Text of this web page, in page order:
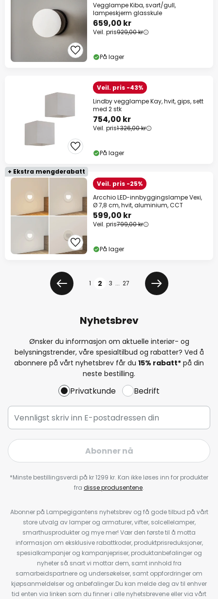
Vegglampe Kiba, svart/gull,
lampeskjerm glasskule
659,00 kr
Veil. pris929,00 kr
På lager
Veil. pris -43%
Lindby vegglampe Kay, hvit, gips, sett
med 2 stk
754,00 kr
Veil. pris1 326,00 kr
På lager
+ Ekstra mengderabatt
Veil. pris -25%
Arcchio LED-innbyggingslampe Vexi,
Ø 7,8 cm, hvit, aluminium, CCT
599,00 kr
Veil. pris799,00 kr
På lager
Forrige
1 2 3 ... 27
Neste
Nyhetsbrev
Ønsker du informasjon om aktuelle interiør- og
belysningstrender, våre spesialtilbud og rabatter? Ved å
abonnere på vårt nyhetsbrev får du 15% rabatt* på din
neste bestilling.
Privatkunde Bedrift
Abonner nå
*Minste bestillingsverdi på kr 1299 kr. Kan ikke løses inn for produkter
fra disse produsentene.
Abonner på Lampegigantens nyhetsbrev og få gode tilbud på vårt
store utvalg av lamper og armaturer, vifter, solcellelamper,
smarthusprodukter og mye mer! Vær den første til å motta
informasjon om eksklusive rabattkoder, produktprisreduksjoner,
spesialkampanjer og kampanjepriser, produktanbefalinger og
nyheter så snart vi mottar dem, samt innhold fra
samarbeidspartnere og undersøkelser, samt oppfordringer om
kjøpsanmeldelser og anbefalinger.Du kan melde deg av til enhver
tid enten via linken som du finner i alle nyhetsbrevene eller via vårt